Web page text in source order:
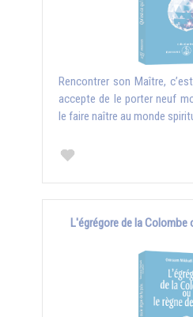
Rencontrer son Maître,
accepte de le porter neuf
le faire naître au monde
L'égrégore de la Colombe